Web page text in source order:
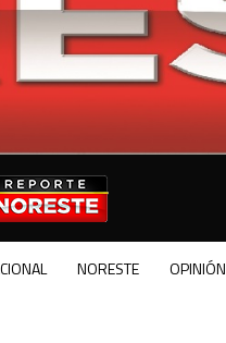
NORESTE OPINIÓN